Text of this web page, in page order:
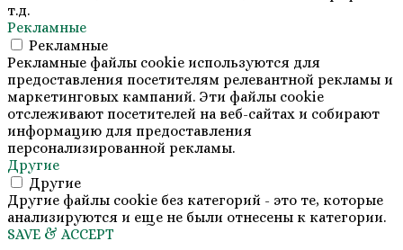
т.д.
Рекламные
Рекламные
Рекламные файлы cookie используются для
предоставления посетителям релевантной рекламы и
маркетинговых кампаний. Эти файлы cookie
отслеживают посетителей на веб-сайтах и собирают
информацию для предоставления
персонализированной рекламы.
Другие
Другие
Другие файлы cookie без категорий - это те, которые
анализируются и еще не были отнесены к категории.
SAVE & ACCEPT